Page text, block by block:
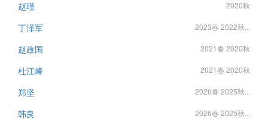
赵瑾 2020秋
丁泽军 2023春 2022秋...
赵政国 2021春 2020秋
杜江峰 2021春 2020秋
郑坚 2026春 2025秋...
韩良 2026春 2025秋...